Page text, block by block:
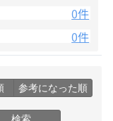
0件
0件
参考になった順